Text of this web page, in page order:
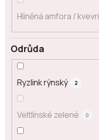
Odrůda
Ryzlink rýnský 2
Veltlínské zelené 0
Hliněná amfora / kvevri